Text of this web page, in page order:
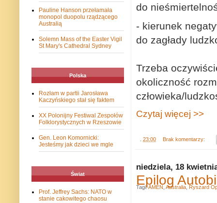
do
- kierunek
do zagłady
Trzeba
okoliczność
człowieka/
Czytaj więcej >>
23:00 Brak komentarzy:
niedziela, 18
Epilog
Tagi:AMEN, Australia, Ryszard
Pauline Hanson przełamała
monopol duopolu rządzącego
Australią
Solemn Mass of the Easter Vigil
St Mary's Cathedral Sydney
Polska
Rozłam w partii Jarosława
Kaczyńskiego stał się faktem
XX Polonijny Festiwal Zespołów
Folklorystycznych w Rzeszowie
Gen. Leon Komornicki:
Jesteśmy jak dzieci we mgle
Świat
Prof. Jeffrey Sachs: NATO w
stanie cakowitego chaosu